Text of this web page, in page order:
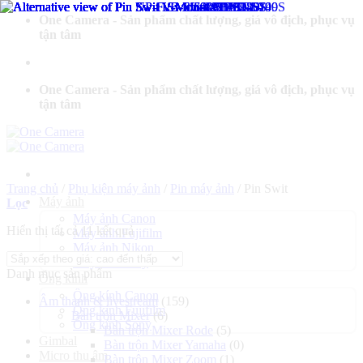
dung
One Camera - Sản phẩm chất lượng, giá vô địch, phục vụ
tận tâm
One Camera - Sản phẩm chất lượng, giá vô địch, phục vụ
tận tâm
Máy ảnh Canon
Máy ảnh Fujifilm
Máy ảnh Nikon
Máy ảnh Sony
Ống kính
Ống kính Canon
Ống kính Fujifilm
Ống kính Sony
Micro thu âm
Trang chủ Phụ kiện máy ảnh Pin máy ảnh
Pin Swit
Lọc
Hiển thị tất cả 11 kết quả Đã
sắp
xếp
cao
đến
thấp
Danh mục sản phẩm
Âm thanh & livestream (159)
Bàn trộn Mixer (6)
Bàn trộn Mixer Rode (5)
Bàn trộn Mixer Yamaha (0)
Bàn trộn Mixer Zoom (1)